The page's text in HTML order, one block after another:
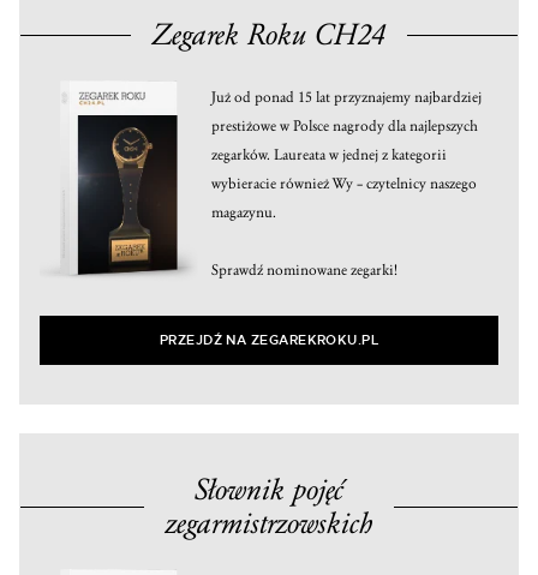
Zegarek Roku CH24
Już od ponad 15 lat przyznajemy najbardziej
prestiżowe w Polsce nagrody dla najlepszych
zegarków. Laureata w jednej z kategorii
wybieracie również Wy – czytelnicy naszego
magazynu.
Sprawdź nominowane zegarki!
PRZEJDŹ NA ZEGAREKROKU.PL
Słownik pojęć
zegarmistrzowskich